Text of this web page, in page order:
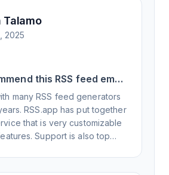
Talamo
2025
this RSS feed email
service.
many RSS feed generators
RSS.app has put together
that is very customizable
Support is also top